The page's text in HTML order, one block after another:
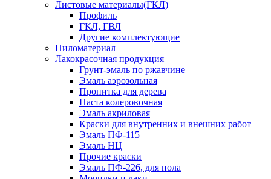
Листовые материалы(ГКЛ)
Профиль
ГКЛ, ГВЛ
Другие комплектующие
Пиломатериал
Лакокрасочная продукция
Грунт-эмаль по ржавчине
Эмаль аэрозольная
Пропитка для дерева
Паста колеровочная
Эмаль акриловая
Краски для внутренних и внешних работ
Эмаль ПФ-115
Эмаль НЦ
Прочие краски
Эмаль ПФ-226, для пола